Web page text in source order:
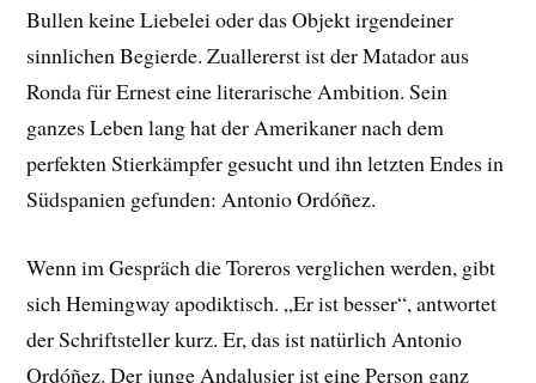
Bullen keine Liebelei oder das Objekt irgendeiner
sinnlichen Begierde. Zuallererst ist der Matador aus
Ronda für Ernest eine literarische Ambition. Sein
ganzes Leben lang hat der Amerikaner nach dem
perfekten Stierkämpfer gesucht und ihn letzten Endes in
Südspanien gefunden: Antonio Ordóñez.
Wenn im Gespräch die Toreros verglichen werden, gibt
sich Hemingway apodiktisch. „Er ist besser“, antwortet
der Schriftsteller kurz. Er, das ist natürlich Antonio
Ordóñez. Der junge Andalusier ist eine Person ganz